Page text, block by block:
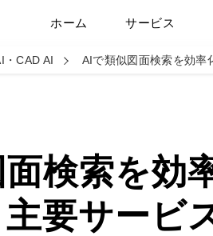
ホーム サービス
・CAD AI AIで類似図面検索を効率
検索を効
要サービ